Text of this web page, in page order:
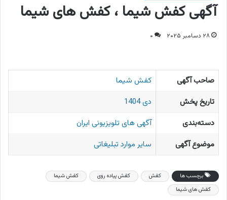
آگهی کفش شیما ، کفش های شیما
۲۸ دسامبر ۲۰۲۵ ۰
صاحب آگهی
کفش شیما
تاریخ پخش
دی 1404
دسته‌بندی
آگهی های تلویزیونی ایران
موضوع آگهی
سایر موارد تبلیغاتی
برچسب ها کفش کفش پیاده روی
کفش شیما
کفش های شیما